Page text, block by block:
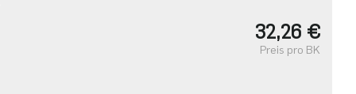
32,26 €
Preis pro BK